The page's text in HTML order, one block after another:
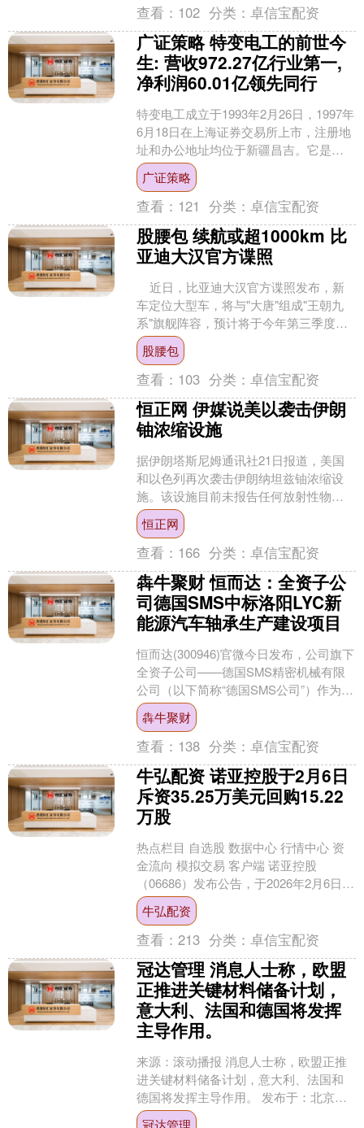
查看： 102 分类：卓信宝配资
广证策略 特变电工的前世今
生: 营收972.27亿行业第一,
净利润60.01亿领先同行
特变电工成立于1993年2月26日，1997年
6月18日在上海证券交易所上市，注册地
址和办公地址均位于新疆昌吉。它是全
球能源事业提供系统解决方案的服务
商，核心业....
广证策略
查看： 121 分类：卓信宝配资
股腰包 续航或超1000km 比
亚迪大汉官方谍照
近日，比亚迪大汉官方谍照发布，新
车定位大型车，将与"大唐"组成"王朝九
系"旗舰阵容，预计将于今年第三季度正
式上市，最高续航有望突破 1000km。
....
股腰包
查看： 103 分类：卓信宝配资
恒正网 伊媒说美以袭击伊朗
铀浓缩设施
据伊朗塔斯尼姆通讯社21日报道，美国
和以色列再次袭击伊朗纳坦兹铀浓缩设
施。该设施目前未报告任何放射性物质
泄漏，附近的居民暂无风险。....
恒正网
查看： 166 分类：卓信宝配资
犇牛聚财 恒而达：全资子公
司德国SMS中标洛阳LYC新
能源汽车轴承生产建设项目
恒而达(300946)官微今日发布，公司旗下
全资子公司——德国SMS精密机械有限
公司（以下简称“德国SMS公司”）作为核
心技术和设备供应商，携手国内合作伙
伴吉林....
犇牛聚财
查看： 138 分类：卓信宝配资
牛弘配资 诺亚控股于2月6日
斥资35.25万美元回购15.22
万股
热点栏目 自选股 数据中心 行情中心 资
金流向 模拟交易 客户端 诺亚控股
（06686）发布公告，于2026年2月6日斥
资35.25万美元回购15.22万股。 ....
牛弘配资
查看：213 分类：卓信宝配资
冠达管理 消息人士称，欧盟
正推进关键材料储备计划，
意大利、法国和德国将发挥
主导作用。
来源：滚动播报 消息人士称，欧盟正推
进关键材料储备计划，意大利、法国和
德国将发挥主导作用。 发布于：北京
市....
冠达管理